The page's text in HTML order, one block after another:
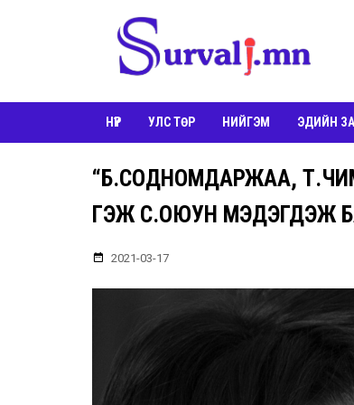
НҮҮР УЛС ТӨР НИЙГЭМ ЭДИЙН
“Б.СОДНОМДАРЖАА,
ГЭЖ С.ОЮУН МЭДЭГДЭЖ
2021-03-17